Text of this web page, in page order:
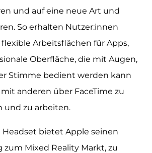
und auf eine neue Art und
So erhalten Nutzer:innen
Arbeitsflächen für Apps,
Oberfläche, die mit Augen,
Stimme bedient werden kann
anderen über FaceTime zu
und zu arbeiten.
bietet Apple seinen
zum Mixed Reality Markt, zu